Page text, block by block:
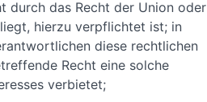
durch das Recht der Union oder
hierzu verpflichtet ist; in
diese rechtlichen
Recht eine solche
verbietet;